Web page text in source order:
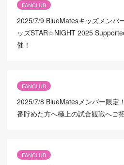
FANCLUB
2025/7/9 BlueMatesキッズメンバ
ッズSTAR☆NIGHT 2025
催！
FANCLUB
2025/7/8 BlueMatesメンバー限定
番貯めた方へ極上の試合観戦へご
FANCLUB